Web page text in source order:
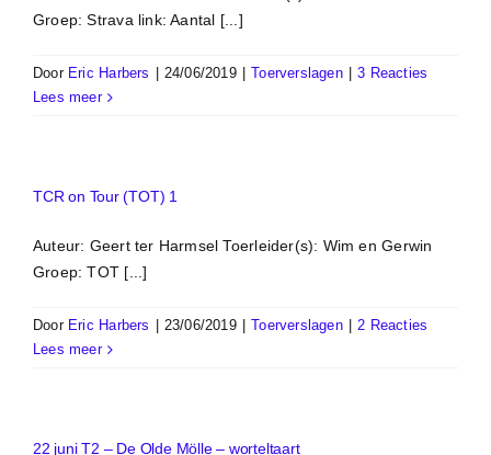
Groep: Strava link: Aantal [...]
Door Eric Harbers 24/06/2019 Toerverslagen
3 Reacties
Lees meer
TCR on Tour (TOT) 1
Auteur: Geert ter Harmsel Toerleider(s): Wim en Gerwin
Groep: TOT [...]
Door Eric Harbers 23/06/2019 Toerverslagen
2 Reacties
Lees meer
22 juni T2 – De Olde Mölle – worteltaart